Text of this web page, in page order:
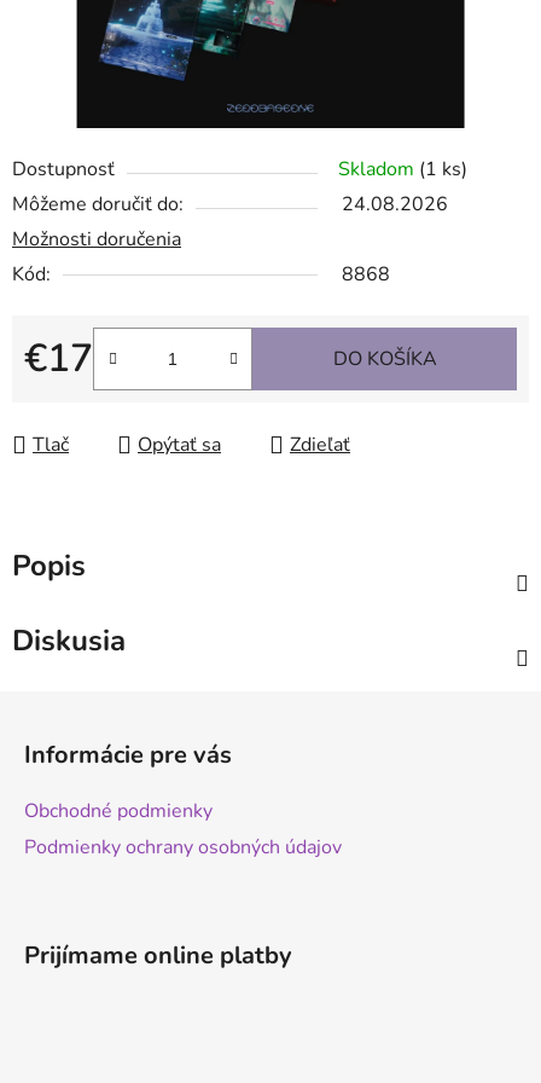
Dostupnosť Skladom (1 ks)
Môžeme doručiť do:
24.08.2026
Možnosti doručenia
Kód:
8868
€17
Jednotková cena:
DO KOŠÍKA
Tlač Opýtať sa Zdieľať
Popis
Diskusia
Informácie pre vás
Obchodné podmienky
Podmienky ochrany osobných údajov
Prijímame online platby